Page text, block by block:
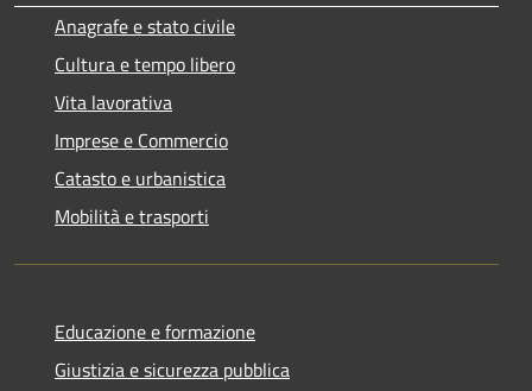
Anagrafe e stato civile
Cultura e tempo libero
Vita lavorativa
Imprese e Commercio
Catasto e urbanistica
Mobilità e trasporti
Educazione e formazione
Giustizia e sicurezza pubblica